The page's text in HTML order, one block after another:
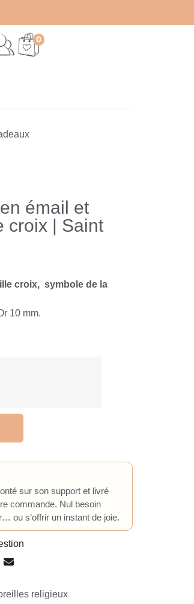
0
émail et
croix | Saint
croix, symbole de la
10 mm.
sur son support et livré
commande. Nul besoin
ou s’offrir un instant de joie.
religieux